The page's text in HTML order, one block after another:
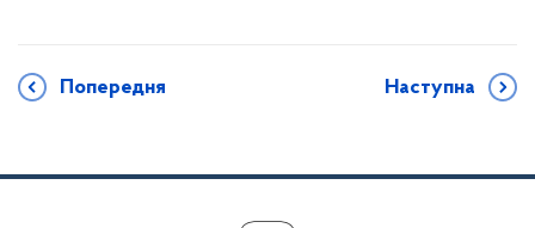
Попередня Наступна